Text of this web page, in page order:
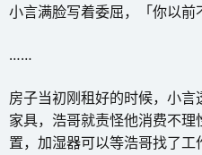
小言满脸写着委屈，「你以前
……
房子当初刚租好的时候，小
家具，浩哥就责怪他消费不
置，加湿器可以等浩哥找了